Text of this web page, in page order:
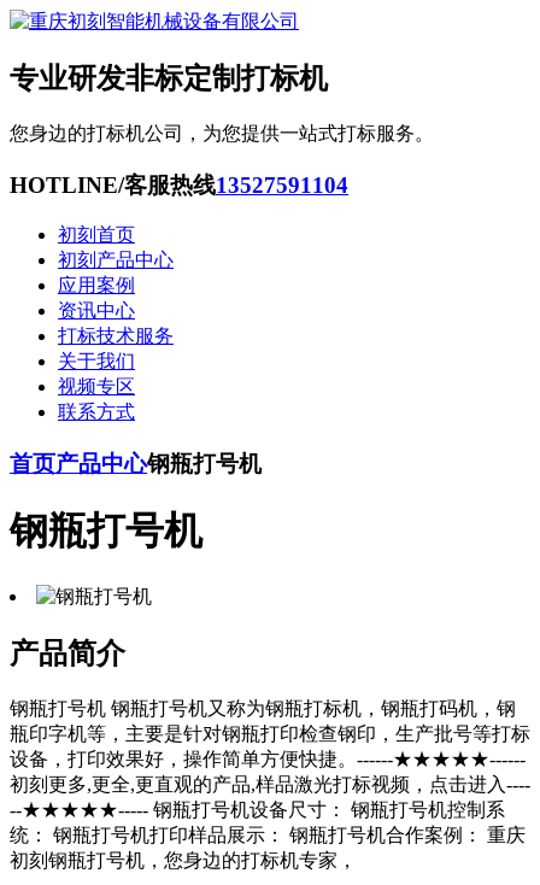
专业研发非标定制打标机
您身边的打标机公司，为您提供一站式打标服务。
HOTLINE/客服热线13527591104
初刻首页
初刻产品中心
应用案例
资讯中心
打标技术服务
关于我们
视频专区
联系方式
首页产品中心钢瓶打号机
钢瓶打号机
产品简介
钢瓶打号机 钢瓶打号机又称为钢瓶打标机，钢瓶打码机，钢
瓶印字机等，主要是针对钢瓶打印检查钢印，生产批号等打标
设备，打印效果好，操作简单方便快捷。------★★★★★------
初刻更多,更全,更直观的产品,样品激光打标视频，点击进入----
--★★★★★----- 钢瓶打号机设备尺寸： 钢瓶打号机控制系
统： 钢瓶打号机打印样品展示： 钢瓶打号机合作案例： 重庆
初刻钢瓶打号机，您身边的打标机专家，